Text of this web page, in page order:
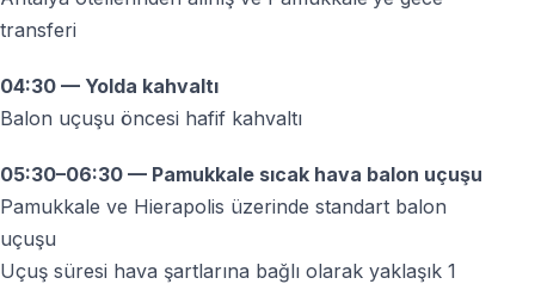
Balon uçuşu ne kadar sürer?
Hava koşullarına bağlı olarak uçuş süresi genellikle
yaklaşık 1 saattir.
Hava şartları uygun olmazsa ne olur?
Güvenlik nedeniyle uçuş iptal edilebilir. Bu durumda,
firmanın iptal ve iade politikaları geçerlidir.
transferi
04:30 — Yolda kahvaltı
Balon uçuşu öncesi hafif kahvaltı
05:30–06:30 — Pamukkale sıcak hava balon uçuşu
Pamukkale ve Hierapolis üzerinde standart balon
uçuşu
Uçuş süresi hava şartlarına bağlı olarak yaklaşık 1